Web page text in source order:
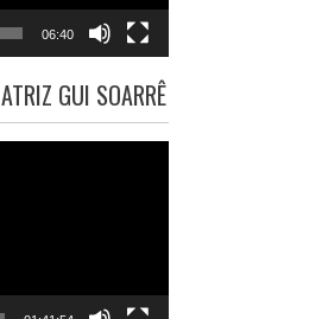
06:40
GUI SOARRÊ